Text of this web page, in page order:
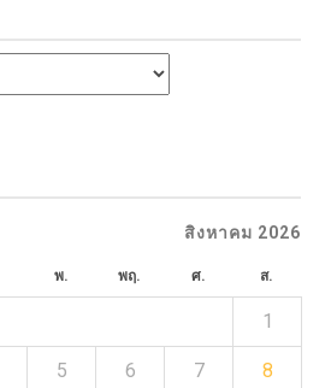
สิงหาคม 2026
พ. พฤ. ศ. ส.
1
5 6 7 8